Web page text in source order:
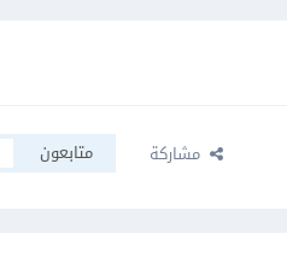
مشاركة متابعون